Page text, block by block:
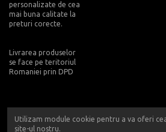
personalizate de cea
mai buna calitate la
preturi corecte.
Livrarea produselor
se face pe teritoriul
Romaniei prin DPD
Utilizam module cookie pentru a va oferi
site-ul nostru.